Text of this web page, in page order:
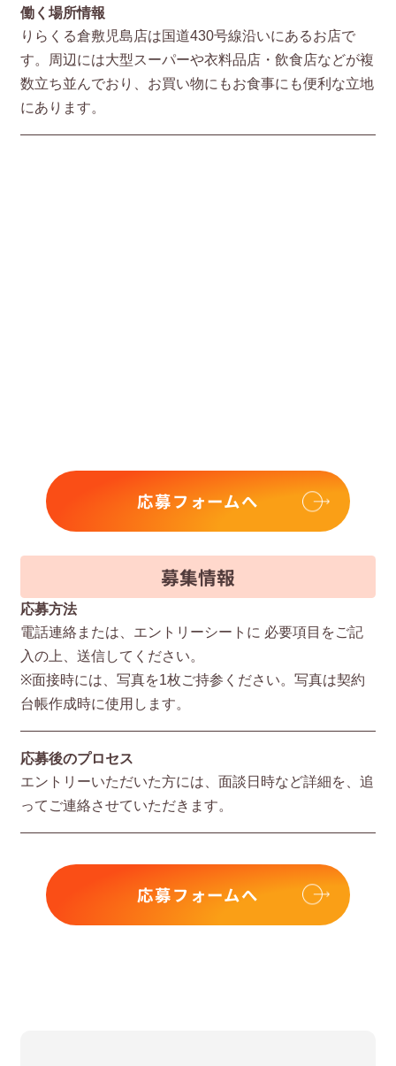
働く場所情報
りらくる倉敷児島店は国道430号線沿いにあるお店で
す。周辺には大型スーパーや衣料品店・飲食店などが複
数立ち並んでおり、お買い物にもお食事にも便利な立地
にあります。
応募フォームへ
募集情報
応募方法
電話連絡または、エントリーシートに 必要項⽬をご記
⼊の上、送信してください。
※⾯接時には、写真を1枚ご持参ください。写真は契約
台帳作成時に使⽤します。
応募後のプロセス
エントリーいただいた⽅には、⾯談⽇時など詳細を、追
ってご連絡させていただきます。
応募フォームへ